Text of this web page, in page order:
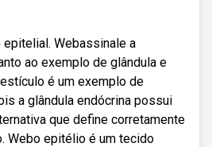
Webassinale a
ao exemplo de glândula e
é um exemplo de
a glândula endócrina possui
que define corretamente
Webo epitélio é um tecido